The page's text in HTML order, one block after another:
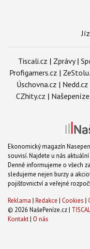
Tiscali.cz | Zprávy|
Profigamers.cz |
Úschovna.cz | Nedd.cz
CZhity.cz |
Ekonomický magazín
souvisí. Najdete u nás
Denně informujeme o všech
sledujeme nejen burzy a
pojišťovnictví a veřejné
Reklama | Redakce | Cookies |
© 2026 NašePeníze.cz |
Kontakt| O nás